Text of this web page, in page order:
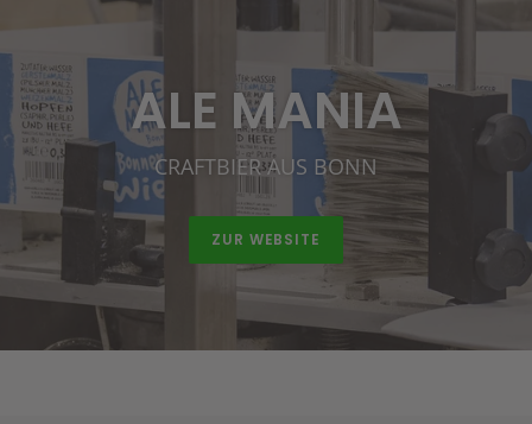
ALE MANIA
CRAFTBIER AUS BONN
ZUR WEBSITE